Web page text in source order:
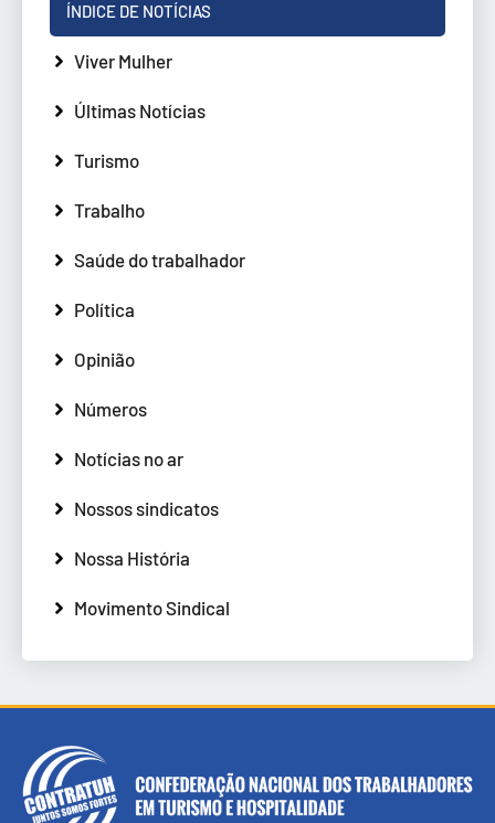
ÍNDICE DE NOTÍCIAS
Viver Mulher
Últimas Notícias
Turismo
Trabalho
Saúde do trabalhador
Política
Opinião
Números
Notícias no ar
Nossos sindicatos
Nossa História
Movimento Sindical